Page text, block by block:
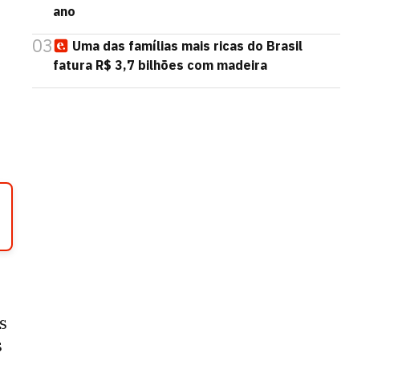
ano
03
Uma das famílias mais ricas do Brasil
fatura R$ 3,7 bilhões com madeira